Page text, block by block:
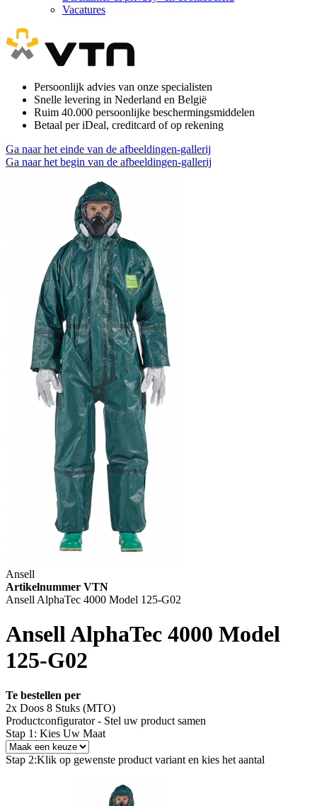
Vacatures
Persoonlijk advies van onze specialisten
Snelle levering in Nederland en België
Ruim 40.000 persoonlijke beschermingsmiddelen
Betaal per iDeal, creditcard of op rekening
Ga naar het einde van de afbeeldingen-gallerij
Ga naar het begin van de afbeeldingen-gallerij
Ansell
Artikelnummer VTN
Ansell AlphaTec 4000 Model 125-G02
Ansell AlphaTec 4000 Model
125-G02
Te bestellen per
2x Doos 8 Stuks (MTO)
Productconfigurator - Stel uw product samen
Stap 1: Kies Uw Maat
Stap 2:Klik op gewenste product variant en kies het aantal